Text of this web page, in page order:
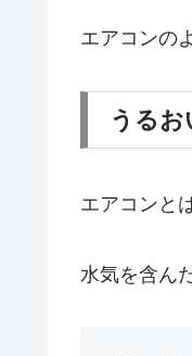
エアコンの
うるお
エアコンと
水気を含ん